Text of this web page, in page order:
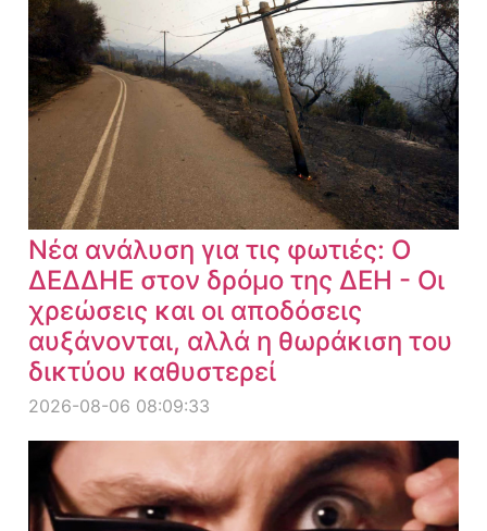
Νέα ανάλυση για τις φωτιές: Ο
ΔΕΔΔΗΕ στον δρόμο της ΔΕΗ - Οι
χρεώσεις και οι αποδόσεις
αυξάνονται, αλλά η θωράκιση του
δικτύου καθυστερεί
2026-08-06 08:09:33